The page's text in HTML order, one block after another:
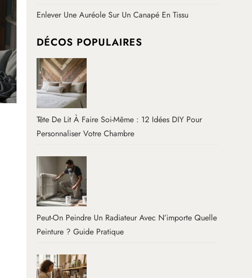
Enlever Une Auréole Sur Un Canapé En Tissu
DÉCOS POPULAIRES
Tête De Lit À Faire Soi-Même : 12 Idées DIY Pour
Personnaliser Votre Chambre
Peut-On Peindre Un Radiateur Avec N’importe Quelle
Peinture ? Guide Pratique